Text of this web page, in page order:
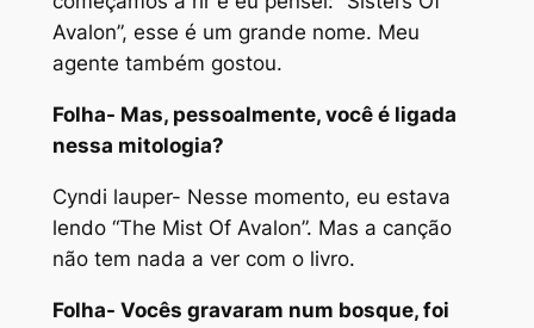
Avalon”, esse é um grande nome. Meu
agente também gostou.
Folha- Mas, pessoalmente, você é ligada
nessa mitologia?
Cyndi lauper- Nesse momento, eu estava
lendo “The Mist Of Avalon”. Mas a canção
não tem nada a ver com o livro.
Folha- Vocês gravaram num bosque, foi